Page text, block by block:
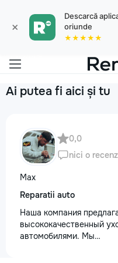
×
Descarcă
oriunde
★★★★★
Ai putea fi aici și tu
0,0
nici o
Max
Reparatii auto
Наша компания
высококачественный
автомобилями. Мы